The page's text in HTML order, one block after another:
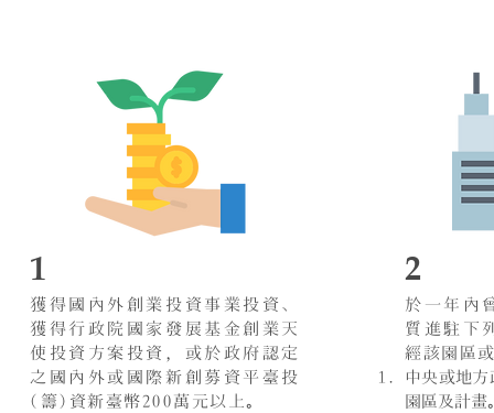
1
獲得國內外創業投資事業投資、
獲得行政院國家發展基金創業天
使投資方案投資，或於政府認定
之國內外或國際新創募資平臺投
(籌)資新臺幣200萬元以上。
2
於一年內
質進駐下
經該園區
中央或地
園區及計畫